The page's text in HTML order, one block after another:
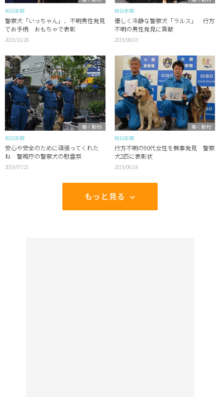
朝日新聞
警察犬「いっちゃん」、不明男性発見
でお手柄 おもちゃで表彰
2019/10/28
朝日新聞
優しく冷静な警察犬「ラルス」 行方
不明の男性発見に貢献
2019/08/03
働く動物
朝日新聞
安心や安全のために頑張ってくれた
ね 警視庁の警察犬の慰霊祭
2019/07/21
働く動物
朝日新聞
行方不明の90代女性を無事発見 警察
犬2匹に表彰状
2019/06/18
もっと見る